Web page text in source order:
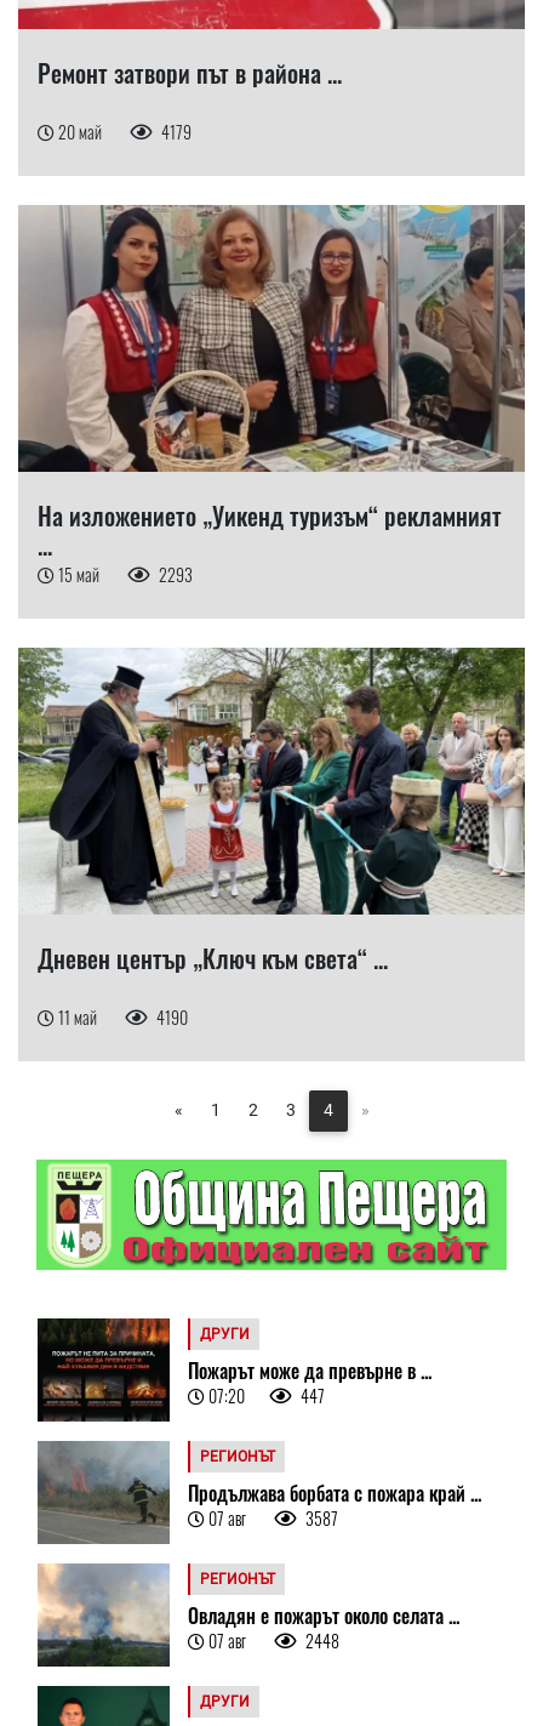
Ремонт затвори път в района ...
20 май 4179
На изложението „Уикенд туризъм“ рекламният
...
15 май 2293
Дневен център „Ключ към света“ ...
11 май 4190
« 1 2 3 4 »
ДРУГИ
Пожарът може да превърне в ...
07:20 447
РЕГИОНЪТ
Продължава борбата с пожара край ...
07 авг 3587
РЕГИОНЪТ
Овладян е пожарът около селата ...
07 авг 2448
ДРУГИ